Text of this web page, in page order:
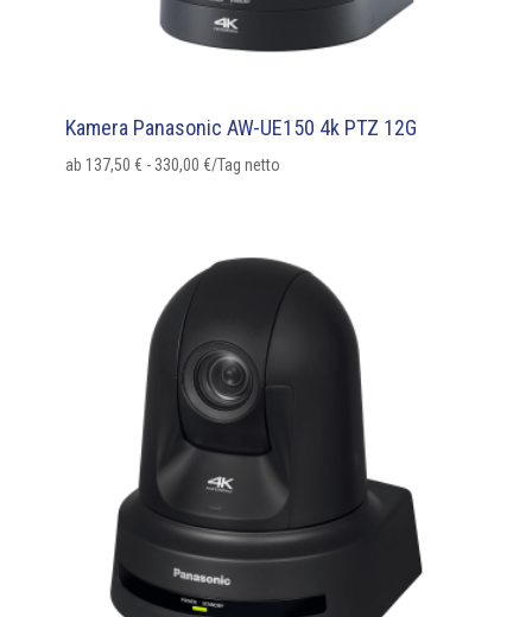
Kamera Panasonic AW-UE150 4k PTZ 12G
ab 137,50 €- 330,00 €/Tag netto